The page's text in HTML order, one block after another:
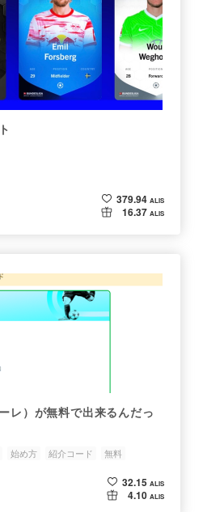
379.94 ALIS
16.37 ALIS
レ）が無料で出来るんだっ
始め方 紹介コード 無料
32.15 ALIS
4.10 ALIS